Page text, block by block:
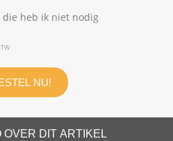
die heb ik niet nodig
NU!
OVER DIT ARTIKEL